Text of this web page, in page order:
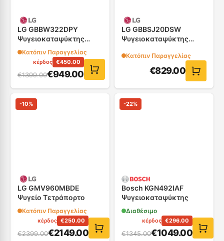
LG GBBW322DPY
Ψυγειοκαταψύκτης
70cm
Κατόπιν Παραγγελίας
κέρδος €450.00
€1399.00€949.00
LG GBBSJ20DSW
Ψυγειοκαταψύκτης
Κατόπιν Παραγγελίας
€829.00
-10%
LG GMV960MBDE
Ψυγείο Τετράπορτο
Κατόπιν Παραγγελίας
κέρδος €250.00
€2399.00€2149.00
-22%
Bosch KGN492IAF
Ψυγειοκαταψύκτης
Διαθέσιμο
κέρδος €296.00
€1345.00€1049.00